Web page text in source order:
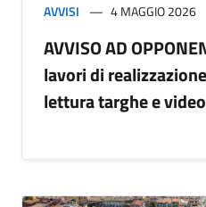
AVVISI 4 MAGGIO 2026
AVVISO AD
lavori di
lettura targhe e